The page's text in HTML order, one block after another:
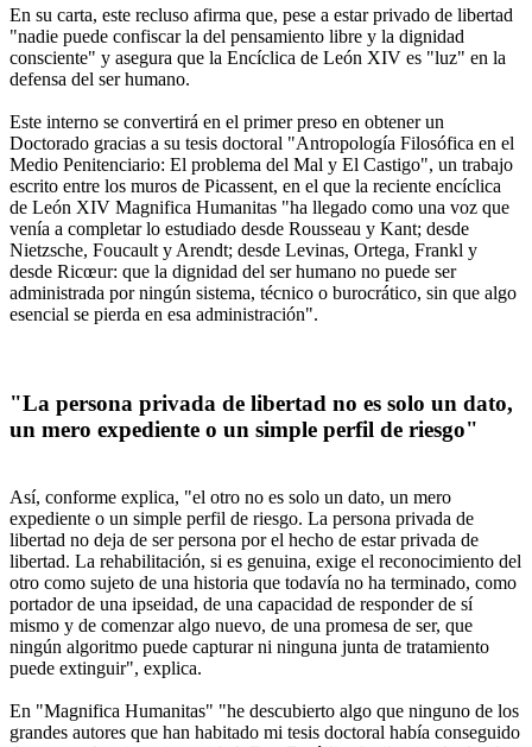
En su carta, este recluso afirma que, pese a estar privado de libertad
"nadie puede confiscar la del pensamiento libre y la dignidad
consciente" y asegura que la Encíclica de León XIV es "luz" en la
defensa del ser humano.
Este interno se convertirá en el primer preso en obtener un
Doctorado gracias a su tesis doctoral "Antropología Filosófica en el
Medio Penitenciario: El problema del Mal y El Castigo", un trabajo
escrito entre los muros de Picassent, en el que la reciente encíclica
de León XIV Magnifica Humanitas "ha llegado como una voz que
venía a completar lo estudiado desde Rousseau y Kant; desde
Nietzsche, Foucault y Arendt; desde Levinas, Ortega, Frankl y
desde Ricœur: que la dignidad del ser humano no puede ser
administrada por ningún sistema, técnico o burocrático, sin que algo
esencial se pierda en esa administración".
"La persona privada de libertad no es solo un dato,
un mero expediente o un simple perfil de riesgo"
Así, conforme explica, "el otro no es solo un dato, un mero
expediente o un simple perfil de riesgo. La persona privada de
libertad no deja de ser persona por el hecho de estar privada de
libertad. La rehabilitación, si es genuina, exige el reconocimiento del
otro como sujeto de una historia que todavía no ha terminado, como
portador de una ipseidad, de una capacidad de responder de sí
mismo y de comenzar algo nuevo, de una promesa de ser, que
ningún algoritmo puede capturar ni ninguna junta de tratamiento
puede extinguir", explica.
En "Magnifica Humanitas" "he descubierto algo que ninguno de los
grandes autores que han habitado mi tesis doctoral había conseguido